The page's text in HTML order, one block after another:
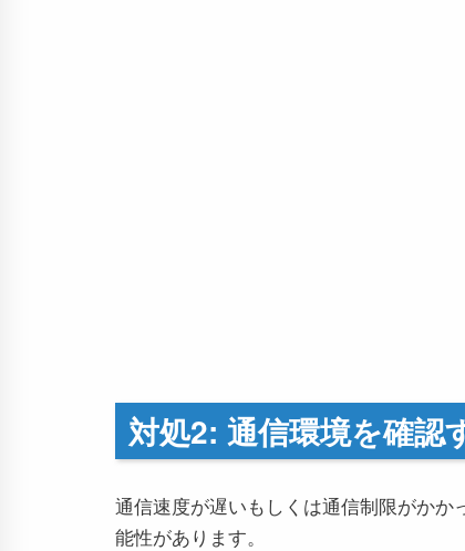
対処2: 通信環境を確認
通信速度が遅いもしくは通信制限がか
能性があります。